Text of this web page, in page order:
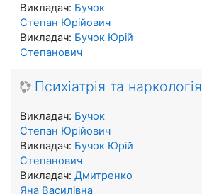
Викладач: Бучок
Степан Юрійович
Викладач: Бучок Юрій
Степанович
Психіатрія та наркологія
Викладач: Бучок
Степан Юрійович
Викладач: Бучок Юрій
Степанович
Викладач: Дмитренко
Яна Василівна